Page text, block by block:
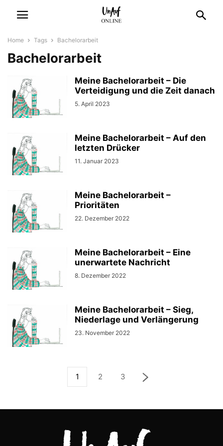
Home Tags Bachelorarbeit
Bachelorarbeit
Meine Bachelorarbeit – Die
Verteidigung und die Zeit danach
5. April 2023
Meine Bachelorarbeit – Auf den
letzten Drücker
11. Januar 2023
Meine Bachelorarbeit –
Prioritäten
22. Dezember 2022
Meine Bachelorarbeit – Eine
unerwartete Nachricht
8. Dezember 2022
Meine Bachelorarbeit – Sieg,
Niederlage und Verlängerung
23. November 2022
1 2 3